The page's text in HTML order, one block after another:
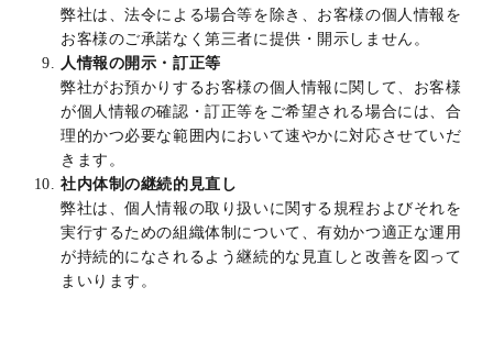
弊社は、法令による場合等を除き、お客様の個人情報を
お客様のご承諾なく第三者に提供・開示しません。
人情報の開示・訂正等
弊社がお預かりするお客様の個人情報に関して、お客様
が個人情報の確認・訂正等をご希望される場合には、合
理的かつ必要な範囲内において速やかに対応させていだ
きます。
社内体制の継続的見直し
弊社は、個人情報の取り扱いに関する規程およびそれを
実行するための組織体制について、有効かつ適正な運用
が持続的になされるよう継続的な見直しと改善を図って
まいります。